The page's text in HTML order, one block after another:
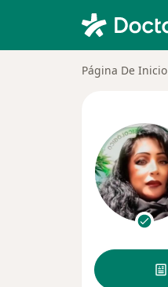
Página De Inicio